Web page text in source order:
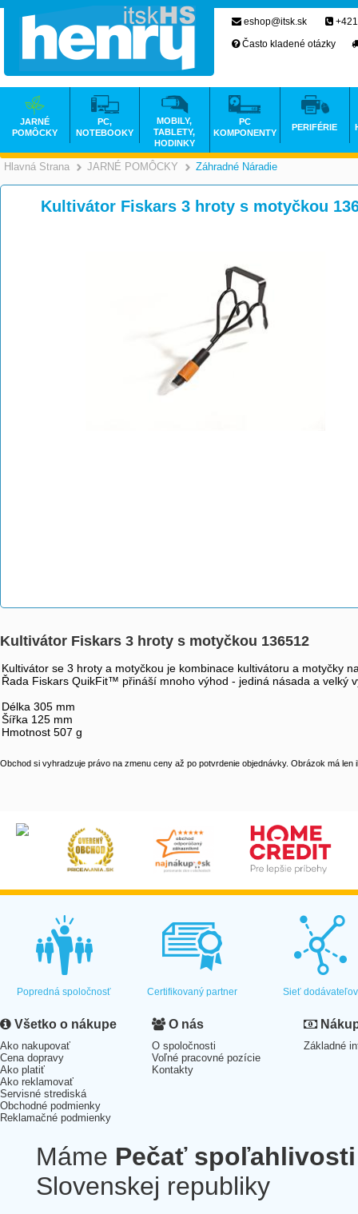
Hlavná Strana >
JARNÉ POMÔCKY >
Záhradné Náradie
Kultivátor Fiskars 3 hroty s motyčkou
Kultivátor Fiskars 3 hroty s motyčkou 136512
Kultivátor se 3 hroty a motyčkou je kombinace kultivátoru a motyčky
Řada Fiskars QuikFit™ přináší mnoho výhod - jediná násada a velký
Délka 305 mm
Šířka 125 mm
Hmotnost 507 g
Obchod si vyhradzuje právo na zmenu ceny až po potvrdenie objednávky. Obrázok má len
eshop@itsk.sk
Často kladené otázky
JARNÉ
POMÔCKY
PC,
NOTEBOOKY
MOBILY,
TABLETY,
HODINKY
PC
KOMPONENTY
PERIFÉRIE
Popredná spoločnosť Certifikovaný partner Sieť dodávateľov
Všetko o nákupe
Ako nakupovať
Cena dopravy
Ako platiť
Ako reklamovať
Servisné strediská
Obchodné podmienky
Reklamačné podmienky
O nás
O spoločnosti
Voľné pracovné pozície
Kontakty
Základné
Máme Pečať spoľahlivosti
Slovenskej republiky